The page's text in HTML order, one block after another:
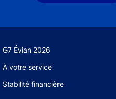
G7 Évian 2026
À votre service
Stabilité financière